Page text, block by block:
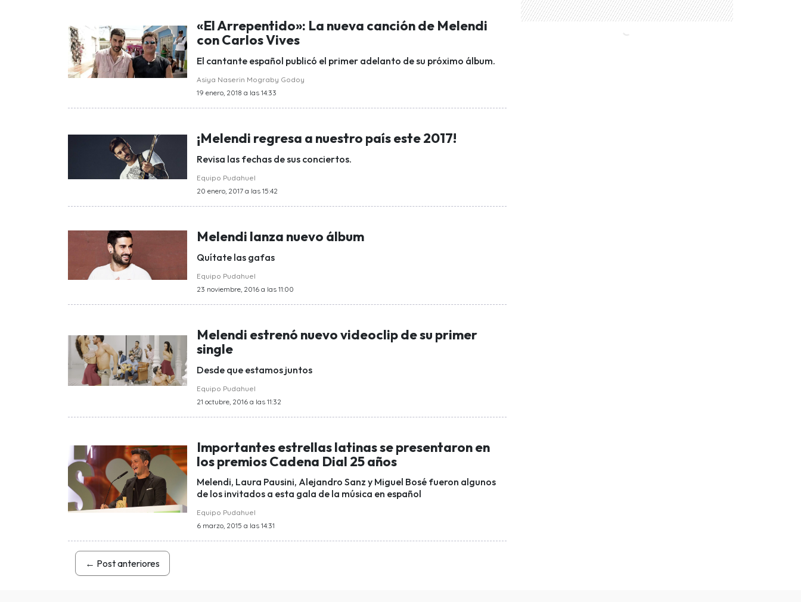
«El Arrepentido»: La nueva canción de Melendi
con Carlos Vives
El cantante español publicó el primer adelanto de su próximo álbum.
Asiya Naserin Mograby Godoy
19 enero, 2018 a las 14:33
¡Melendi regresa a nuestro país este 2017!
Revisa las fechas de sus conciertos.
Equipo Pudahuel
20 enero, 2017 a las 15:42
Melendi lanza nuevo álbum
Quítate las gafas
Equipo Pudahuel
23 noviembre, 2016 a las 11:00
Melendi estrenó nuevo videoclip de su primer
single
Desde que estamos juntos
Equipo Pudahuel
21 octubre, 2016 a las 11:32
Importantes estrellas latinas se presentaron en
los premios Cadena Dial 25 años
Melendi, Laura Pausini, Alejandro Sanz y Miguel Bosé fueron algunos
de los invitados a esta gala de la música en español
Equipo Pudahuel
6 marzo, 2015 a las 14:31
← Post anteriores